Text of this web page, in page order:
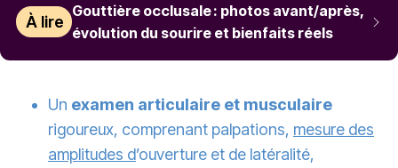
À lire
Gouttière occlusale : photos avant/après,
évolution du sourire et bienfaits réels
Un examen articulaire et musculaire
rigoureux, comprenant palpations, mesure des
amplitudes d’ouverture et de latéralité,